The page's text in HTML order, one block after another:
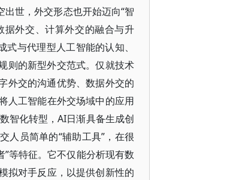
世，外交形态也开始迈向“智
据外交、计算外交的融合与升
与代理型人工智能的认知、
则的新型外交范式。仅就技术
外交的沟通优势、数据外交的
人工智能在外交场域中的应用
智化转型，AI日渐具备生成创
人员简单的“辅助工具”，在很
”等特征。它不仅能分析现有数
拟对手反应，以提供创新性的